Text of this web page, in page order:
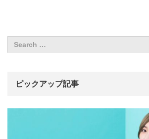
ピックアップ記事